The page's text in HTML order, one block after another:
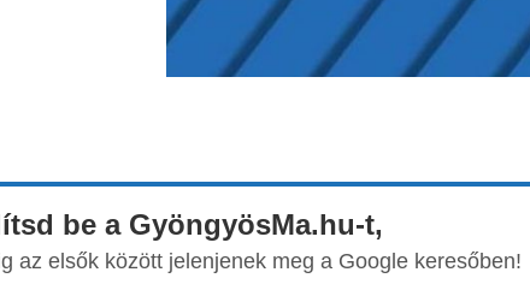
be a GyöngyösMa.hu-t,
az elsők között jelenjenek meg a Google keresőben!